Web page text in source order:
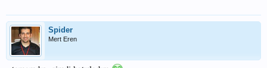
Spider
Mert Eren